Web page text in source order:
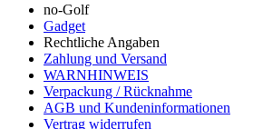
no-Golf
Gadget
Rechtliche Angaben
Zahlung und Versand
WARNHINWEIS
Verpackung / Rücknahme
AGB und Kundeninformationen
Vertrag widerrufen